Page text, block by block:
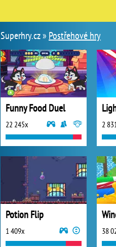
Superhry.cz » Postřehové hry
Funny Food Duel
22 245x 2
Potion Flip
1 409x 38